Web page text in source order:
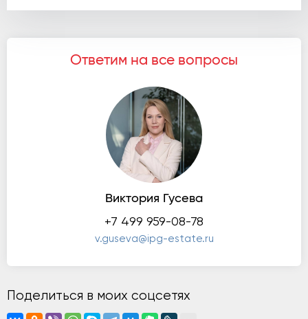
Ответим на все вопросы
Виктория Гусева
+7 499 959-08-78
v.guseva@ipg-estate.ru
Поделиться в моих соцсетях